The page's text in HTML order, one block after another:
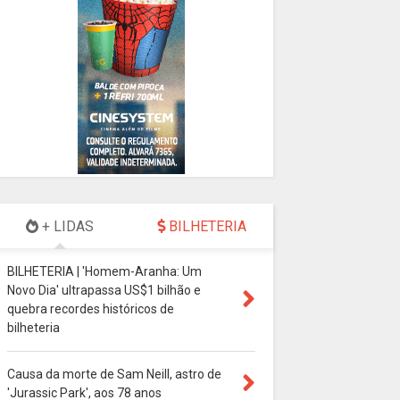
+ LIDAS BILHETERIA
BILHETERIA | 'Homem-Aranha: Um
Novo Dia' ultrapassa US$1 bilhão e
quebra recordes históricos de
bilheteria
Causa da morte de Sam Neill, astro de
'Jurassic Park', aos 78 anos